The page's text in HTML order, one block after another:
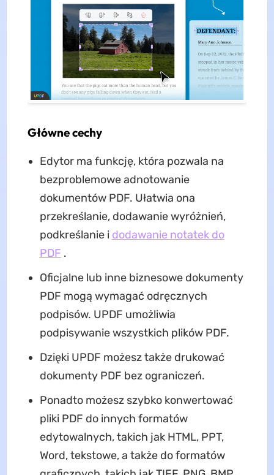
Główne cechy
Edytor ma funkcję, która pozwala na
bezproblemowe adnotowanie
dokumentów PDF. Ułatwia ona
przekreślanie, dodawanie wyróżnień,
podkreślanie i dodawanie notatek do
PDF .
Oficjalne lub inne biznesowe dokumenty
PDF mogą wymagać odręcznych
podpisów. UPDF umożliwia
podpisywanie wszystkich plików PDF.
Dzięki UPDF możesz także drukować
dokumenty PDF bez ograniczeń.
Ponadto możesz szybko konwertować
pliki PDF do innych formatów
edytowalnych, takich jak HTML, PPT,
Word, tekstowe, a także do formatów